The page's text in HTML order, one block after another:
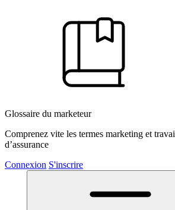
Glossaire du marketeur
Comprenez vite les termes marketing et
d’assurance
Connexion S'inscrire